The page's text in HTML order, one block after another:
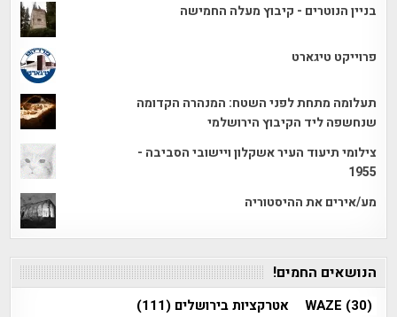
בניין הנוטרים - קיבוץ מעלה החמישה
פרוייקט טיגארט
תעלומה מתחת לפני השטח: המנהרה הקדומה
שנחשפה ליד הקיבוץ הירושלמי
צילומי תיעוד העיר אשקלון ויישובי הסביבה -
1955
מע/אירים את ההיסטוריה
הנושאים החמים!
WAZE (30) אטרקציות בירושלים (111)